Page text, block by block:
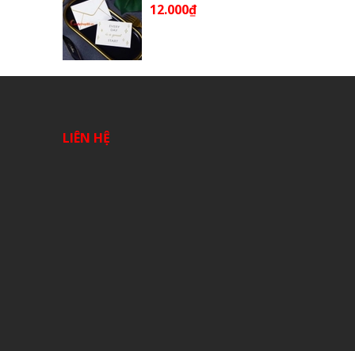
12.000₫
LIÊN HỆ